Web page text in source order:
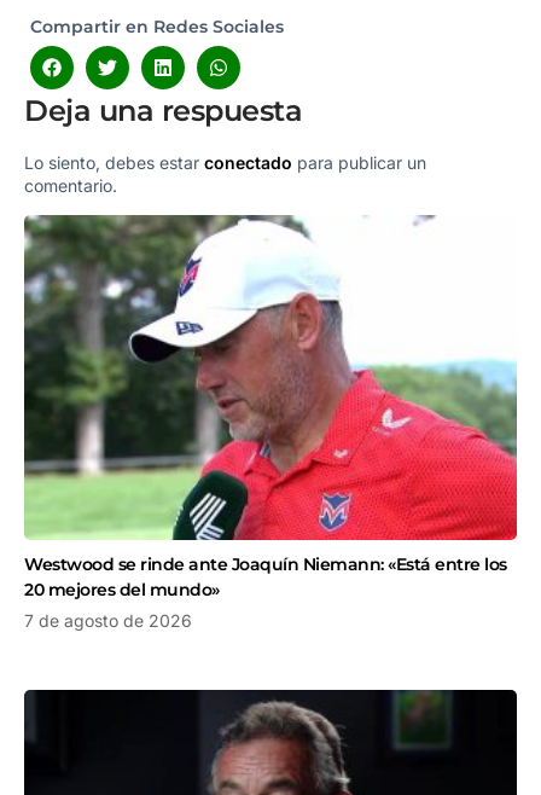
Compartir en Redes Sociales
Deja una respuesta
Lo siento, debes estar conectado para publicar un
comentario.
Westwood se rinde ante Joaquín Niemann: «Está entre los
20 mejores del mundo»
7 de agosto de 2026